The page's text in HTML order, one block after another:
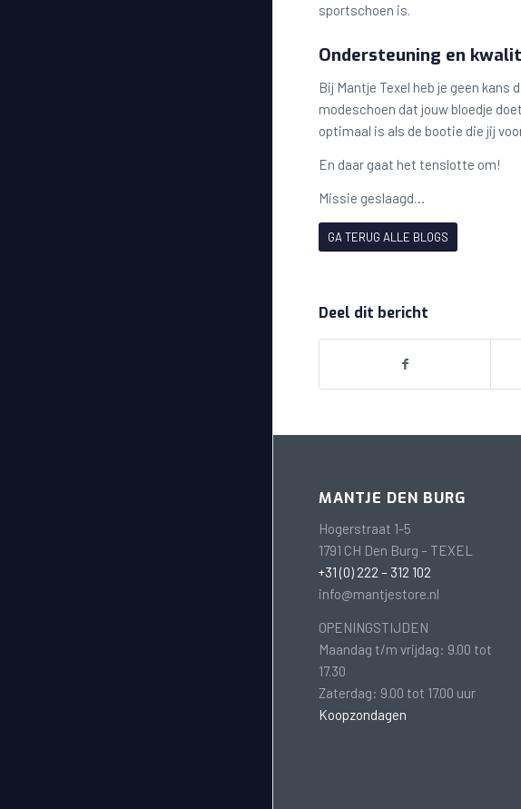
sportschoen is.
Ondersteuning en
Bij Mantje Texel heb je geen
modeschoen dat jouw bloedje
optimaal is als de bootie die jij
En daar gaat het tenslotte om!
Missie geslaagd…
GA TERUG ALLE BLOGS
Deel dit bericht
MANTJE DEN BURG
Hogerstraat 1-5
1791 CH Den Burg – TEXEL
+31 (0) 222 – 312 102
info@mantjestore.nl
OPENINGSTIJDEN
Maandag t/m vrijdag: 9.00 tot
17.30
Zaterdag: 9.00 tot 17.00 uur
Koopzondagen